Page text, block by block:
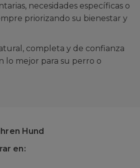
necesidades específicas o
priorizando su bienestar y
completa y de confianza
lo mejor para su perro o
Hund
en: